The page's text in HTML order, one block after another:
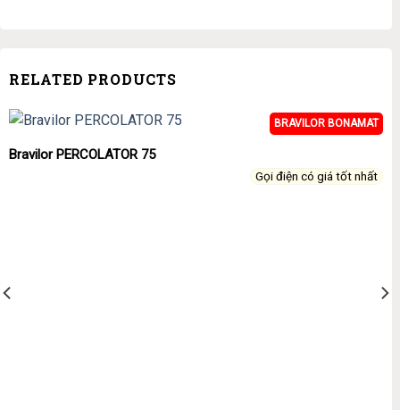
RELATED PRODUCTS
BRAVILOR BONAMAT
Bravilor PERCOLATOR 75
Gọi điện có giá tốt nhất